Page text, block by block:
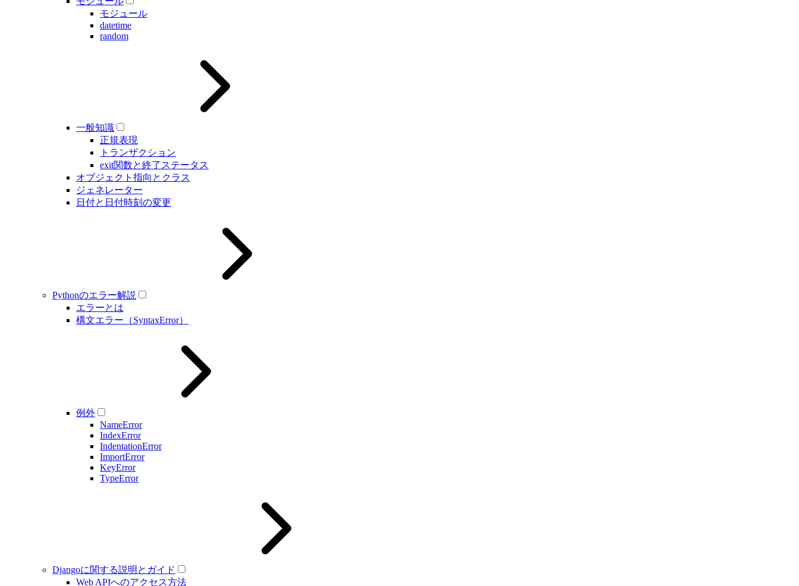
モジュール
datetime
random
一般知識
正規表現
トランザクション
exit関数と終了ステータス
オブジェクト指向とクラス
ジェネレーター
日付と日付時刻の変更
Pythonのエラー解説
エラーとは
構文エラー（SyntaxError）
例外
NameError
IndexError
IndentationError
ImportError
KeyError
TypeError
Djangoに関する説明とガイド
Web APIへのアクセス方法